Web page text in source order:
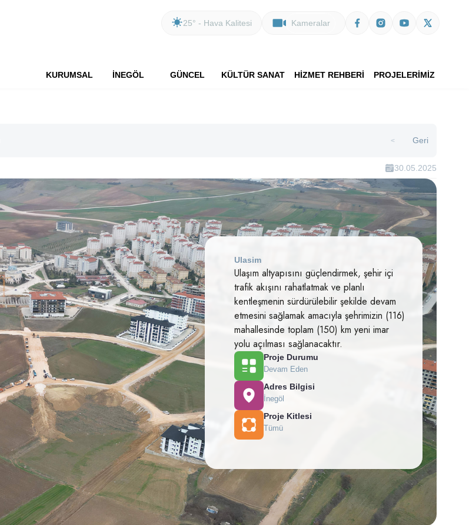
25° - Hava Kalitesi Kameralar
KURUMSAL İNEGÖL GÜNCEL KÜLTÜR SANAT HİZMET REHBERİ PROJELERİMİZ
> Geri
30.05.2025
Ulasim
Ulaşım altyapısını güçlendirmek, şehir içi
trafik akışını rahatlatmak ve planlı
kentleşmenin sürdürülebilir şekilde devam
etmesini sağlamak amacıyla şehrimizin (116)
mahallesinde toplam (150) km yeni imar
yolu açılması sağlanacaktır.
Proje Durumu
Devam Eden
Adres Bilgisi
İnegöl
Proje Kitlesi
Tümü